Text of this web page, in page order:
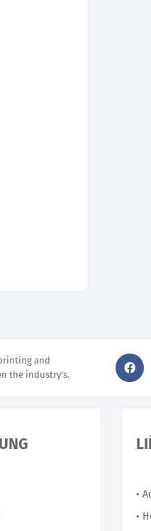
and
the industry's.
•
•